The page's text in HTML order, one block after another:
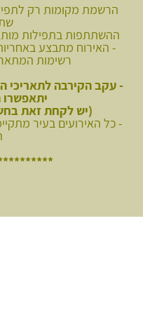
הרשמת מקומות רק
ההשתתפות בתפילות
- האירוח מתבצע
רשימות
- עקב הקירבה לתאריכי
יתאפשרו
(יש לקחת זאת
- כל האירועים בעיר